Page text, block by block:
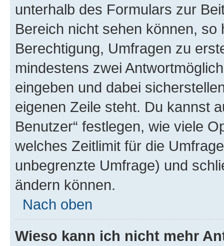
unterhalb des Formulars zur
Bereich nicht sehen können,
Berechtigung, Umfragen zu
mindestens zwei
eingeben und dabei
eigenen Zeile steht. Du kannst
Benutzer“ festlegen, wie viele
welches Zeitlimit für die
unbegrenzte Umfrage) und
ändern können.
Nach oben
Wieso kann ich nicht mehr